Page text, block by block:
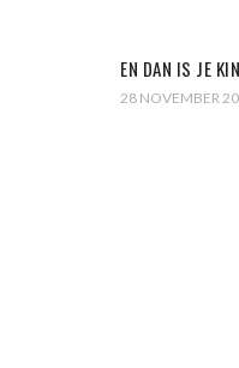
EN DAN IS JE
28 NOVEMBER